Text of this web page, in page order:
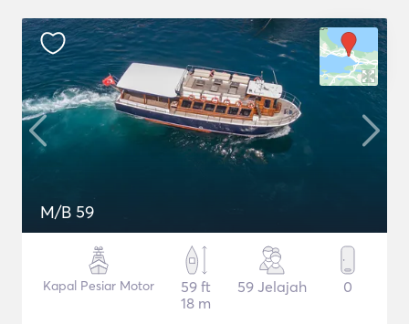
M/B 59
Kapal Pesiar Motor
59 ft
18 m
59 Jelajah 0